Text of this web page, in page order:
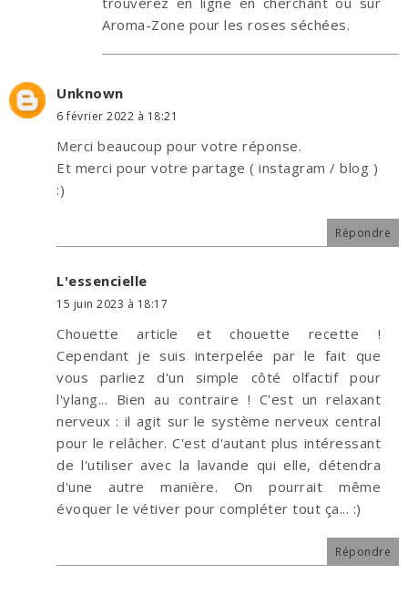
Aroma-Zone pour les roses séchées.
Unknown
6 février 2022 à 18:21
Merci beaucoup pour votre réponse.
Et merci pour votre partage ( instagram / blog )
:)
Répondre
L'essencielle
15 juin 2023 à 18:17
Chouette article et chouette recette !
Cependant je suis interpelée par le fait que
vous parliez d'un simple côté olfactif pour
l'ylang... Bien au contraire ! C'est un relaxant
nerveux : il agit sur le système nerveux central
pour le relâcher. C'est d'autant plus intéressant
de l'utiliser avec la lavande qui elle, détendra
d'une autre manière. On pourrait même
évoquer le vétiver pour compléter tout ça... :)
Répondre